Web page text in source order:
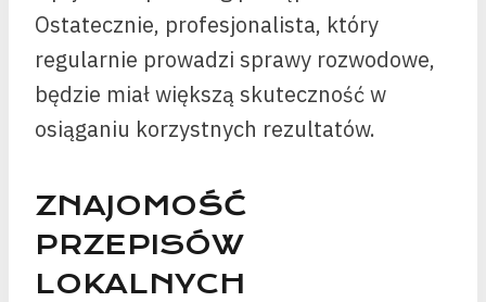
Ostatecznie, profesjonalista, który
regularnie prowadzi sprawy rozwodowe,
będzie miał większą skuteczność w
osiąganiu korzystnych rezultatów.
ZNAJOMOŚĆ
PRZEPISÓW
LOKALNYCH